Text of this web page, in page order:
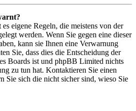
eigene Regeln, die meistens von der
werden. Wenn Sie gegen eine dieser
kann sie Ihnen eine Verwarnung
Sie, dass dies die Entscheidung der
Boards ist und phpBB Limited nichts
zu tun hat. Kontaktieren Sie einen
Sie sich die nicht sicher sind, wieso Sie